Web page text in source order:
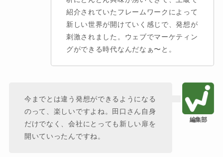
紹介されていたフレームワークによって
新しい世界が開けていく感じで、発想が
刺激されました。ウェブでマーケティン
グができる時代なんだなぁ〜と。
今までとは違う発想ができるようになる
のって、楽しいですよね。田口さん自身
だけでなく、会社にとっても新しい扉を
開いていったんですね。